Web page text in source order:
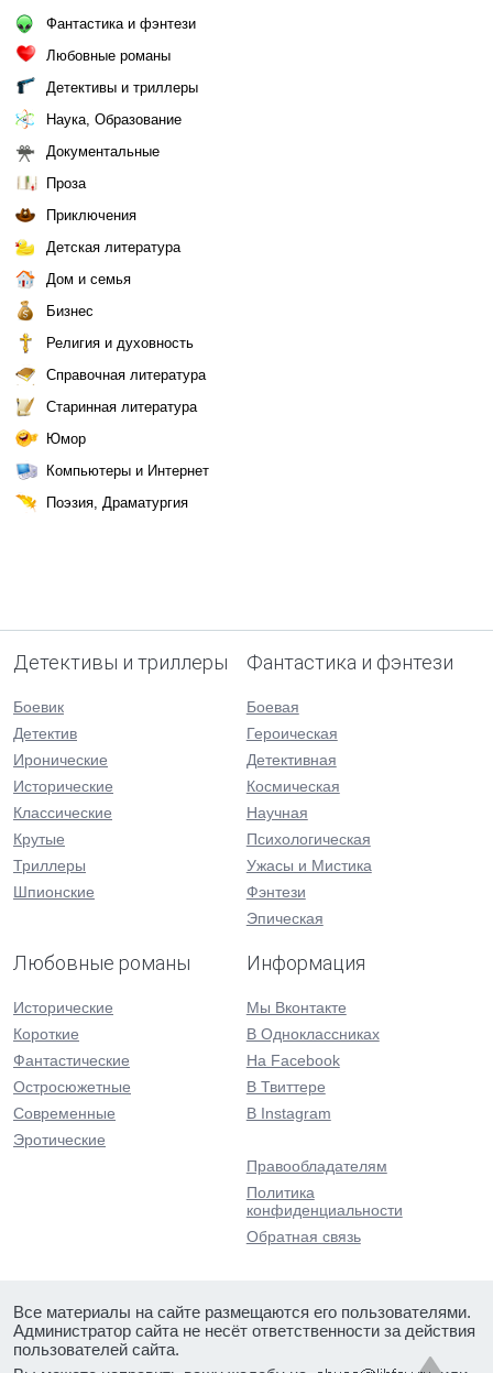
Фантастика и фэнтези
Любовные романы
Детективы и триллеры
Наука, Образование
Документальные
Проза
Приключения
Детская литература
Дом и семья
Бизнес
Религия и духовность
Справочная литература
Старинная литература
Юмор
Компьютеры и Интернет
Поэзия, Драматургия
Детективы и триллеры
Боевик
Детектив
Иронические
Исторические
Классические
Крутые
Триллеры
Шпионские
Фантастика и фэнтези
Боевая
Героическая
Детективная
Космическая
Научная
Психологическая
Ужасы и Мистика
Фэнтези
Эпическая
Любовные романы
Исторические
Короткие
Фантастические
Остросюжетные
Современные
Эротические
Информация
Мы Вконтакте
В Одноклассниках
На Facebook
В Твиттере
В Instagram
Правообладателям
Политика
конфиденциальности
Обратная связь
Все материалы на сайте размещаются его пользователями.
Администратор сайта не несёт ответственности за действия
пользователей сайта.